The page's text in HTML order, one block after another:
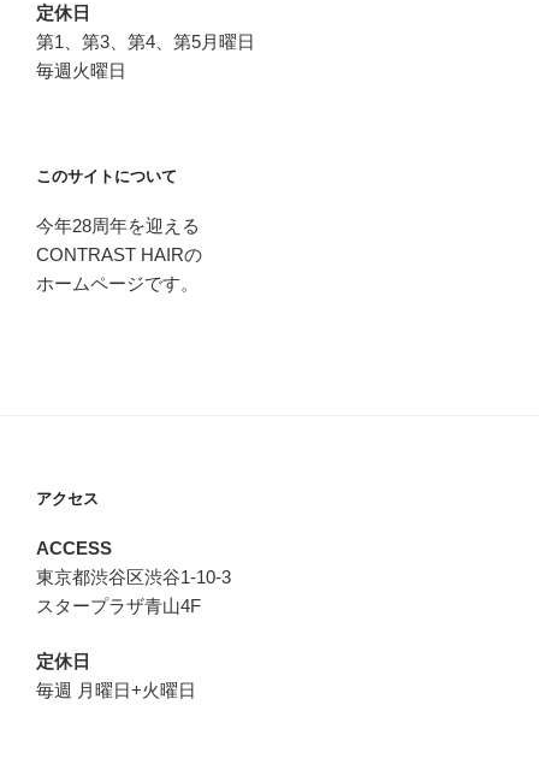
定休日
第1、第3、第4、第5月曜日
毎週火曜日
このサイトについて
今年28周年を迎える
CONTRAST HAIRの
ホームページです。
アクセス
ACCESS
東京都渋谷区渋谷1-10-3
スタープラザ青山4F
定休日
毎週 月曜日+火曜日